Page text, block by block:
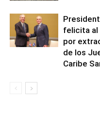
felicita al
por
de los
Caribe